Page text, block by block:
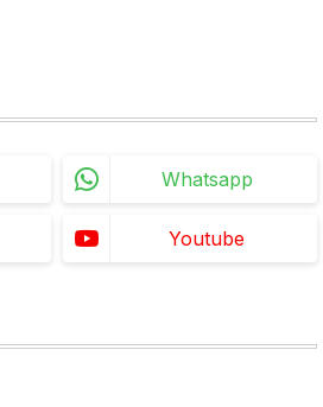
Whatsapp
Youtube